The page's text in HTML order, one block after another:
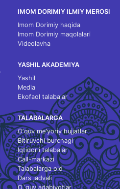
IMOM DORIMIY ILMIY MEROSI
Imom Dorimiy haqida
Imom Dorimiy maqolalari
Videolavha
YASHIL AKADEMIYA
Yashil
Media
Ekofaol talabalar
TALABALARGA
O‘quv me'yoriy hujjatlar
Bitiruvchi burchagi
Iqtidorli talabalar
Call-markazi
Talabalarga oid
Dars jadvali
O`quv adabiyotlar